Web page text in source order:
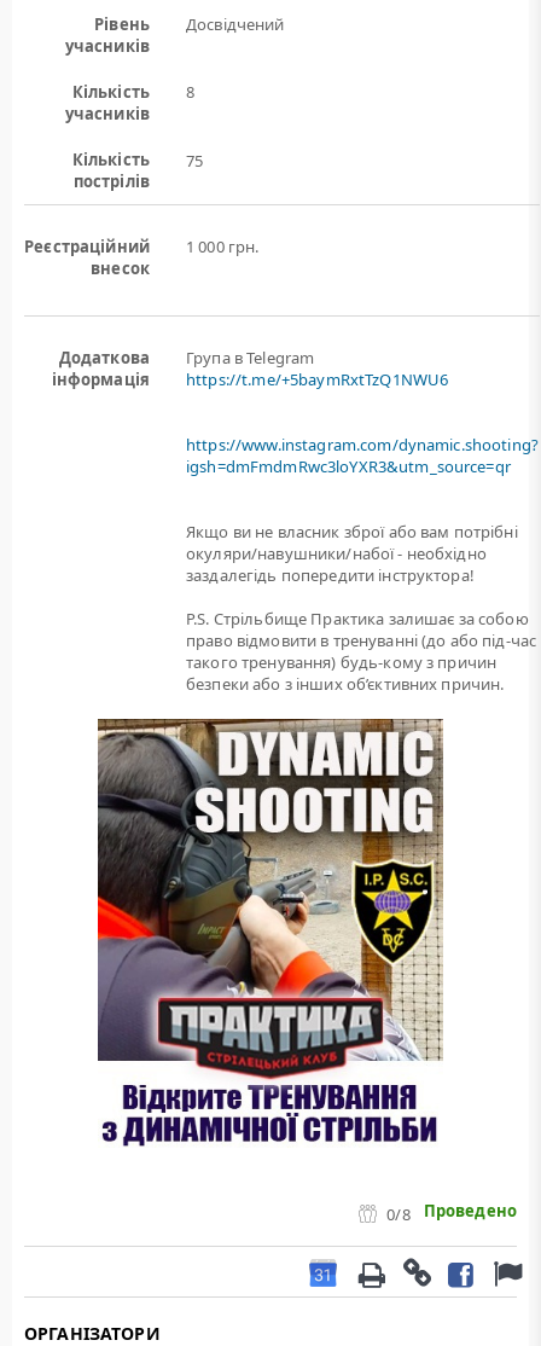
Рівень
учасників
Досвідчений
Кількість
учасників
8
Кількість
пострілів
75
Реєстраційний
внесок
1 000 грн.
Додаткова
інформація
Група в Telegram
https://t.me/+5baymRxtTzQ1NWU6
https://www.instagram.com/dynamic.shooting?
igsh=dmFmdmRwc3loYXR3&utm_source=qr
Якщо ви не власник зброї або вам потрiбнi
окуляри/навушники/набої - необхідно
заздалегідь попередити інструктора!
P.S. Стрільбище Практика залишає за собою
право відмовити в тренуванні (до або під-час
такого тренування) будь-кому з причин
безпеки або з інших об’єктивних причин.
0/8 Проведено
ОРГАНІЗАТОРИ